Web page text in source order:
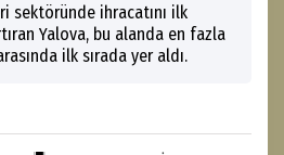
sektöründe ihracatını ilk
Yalova, bu alanda en fazla
ilk sırada yer aldı.